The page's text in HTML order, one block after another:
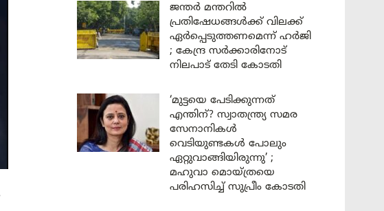
ജന്തർ മന്തറിൽ
പ്രതിഷേധങ്ങൾക്ക് വിലക്ക്
ഏർപ്പെടുത്തണമെന്ന് ഹർജി
; കേന്ദ്ര സർക്കാരിനോട്
നിലപാട് തേടി കോടതി
‘മുട്ടയെ പേടിക്കുന്നത്
എന്തിന്? സ്വാതന്ത്ര്യ സമര
സേനാനികൾ
വെടിയുണ്ടകൾ പോലും
ഏറ്റുവാങ്ങിയിരുന്നു’ ;
മഹുവാ മൊയ്ത്രയെ
പരിഹസിച്ച് സുപ്രീം കോടതി